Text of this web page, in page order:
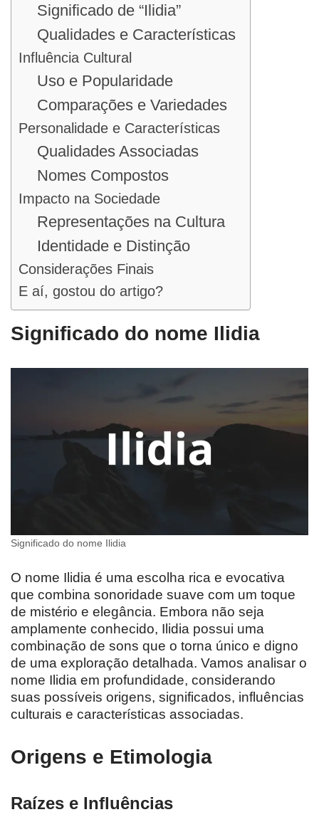
Significado de “Ilidia”
Qualidades e Características
Influência Cultural
Uso e Popularidade
Comparações e Variedades
Personalidade e Características
Qualidades Associadas
Nomes Compostos
Impacto na Sociedade
Representações na Cultura
Identidade e Distinção
Considerações Finais
E aí, gostou do artigo?
Significado do nome Ilidia
Significado do nome Ilidia
O nome Ilidia é uma escolha rica e evocativa
que combina sonoridade suave com um toque
de mistério e elegância. Embora não seja
amplamente conhecido, Ilidia possui uma
combinação de sons que o torna único e digno
de uma exploração detalhada. Vamos analisar o
nome Ilidia em profundidade, considerando
suas possíveis origens, significados, influências
culturais e características associadas.
Origens e Etimologia
Raízes e Influências